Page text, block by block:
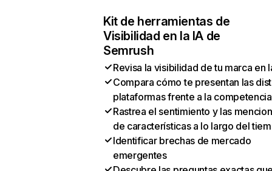
Kit de herramientas de
Visibilidad en la IA de
Semrush
Revisa la visibilidad de tu marca en
Compara cómo te presentan las
plataformas frente a la competencia
Rastrea el sentimiento y las
de características a lo largo del
Identificar brechas de mercado
emergentes